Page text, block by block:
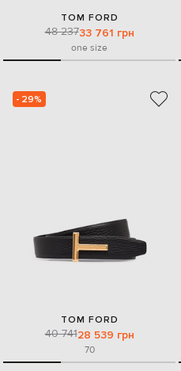
TOM FORD
48 23733 761 грн
one size
- 29%
TOM FORD
40 74128 539 грн
70